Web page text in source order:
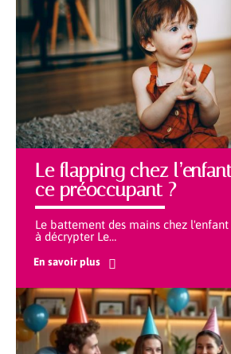
Le flapping chez
ce préoccupant ?
Le battement des mains chez
à décrypter Le…
En savoir plus